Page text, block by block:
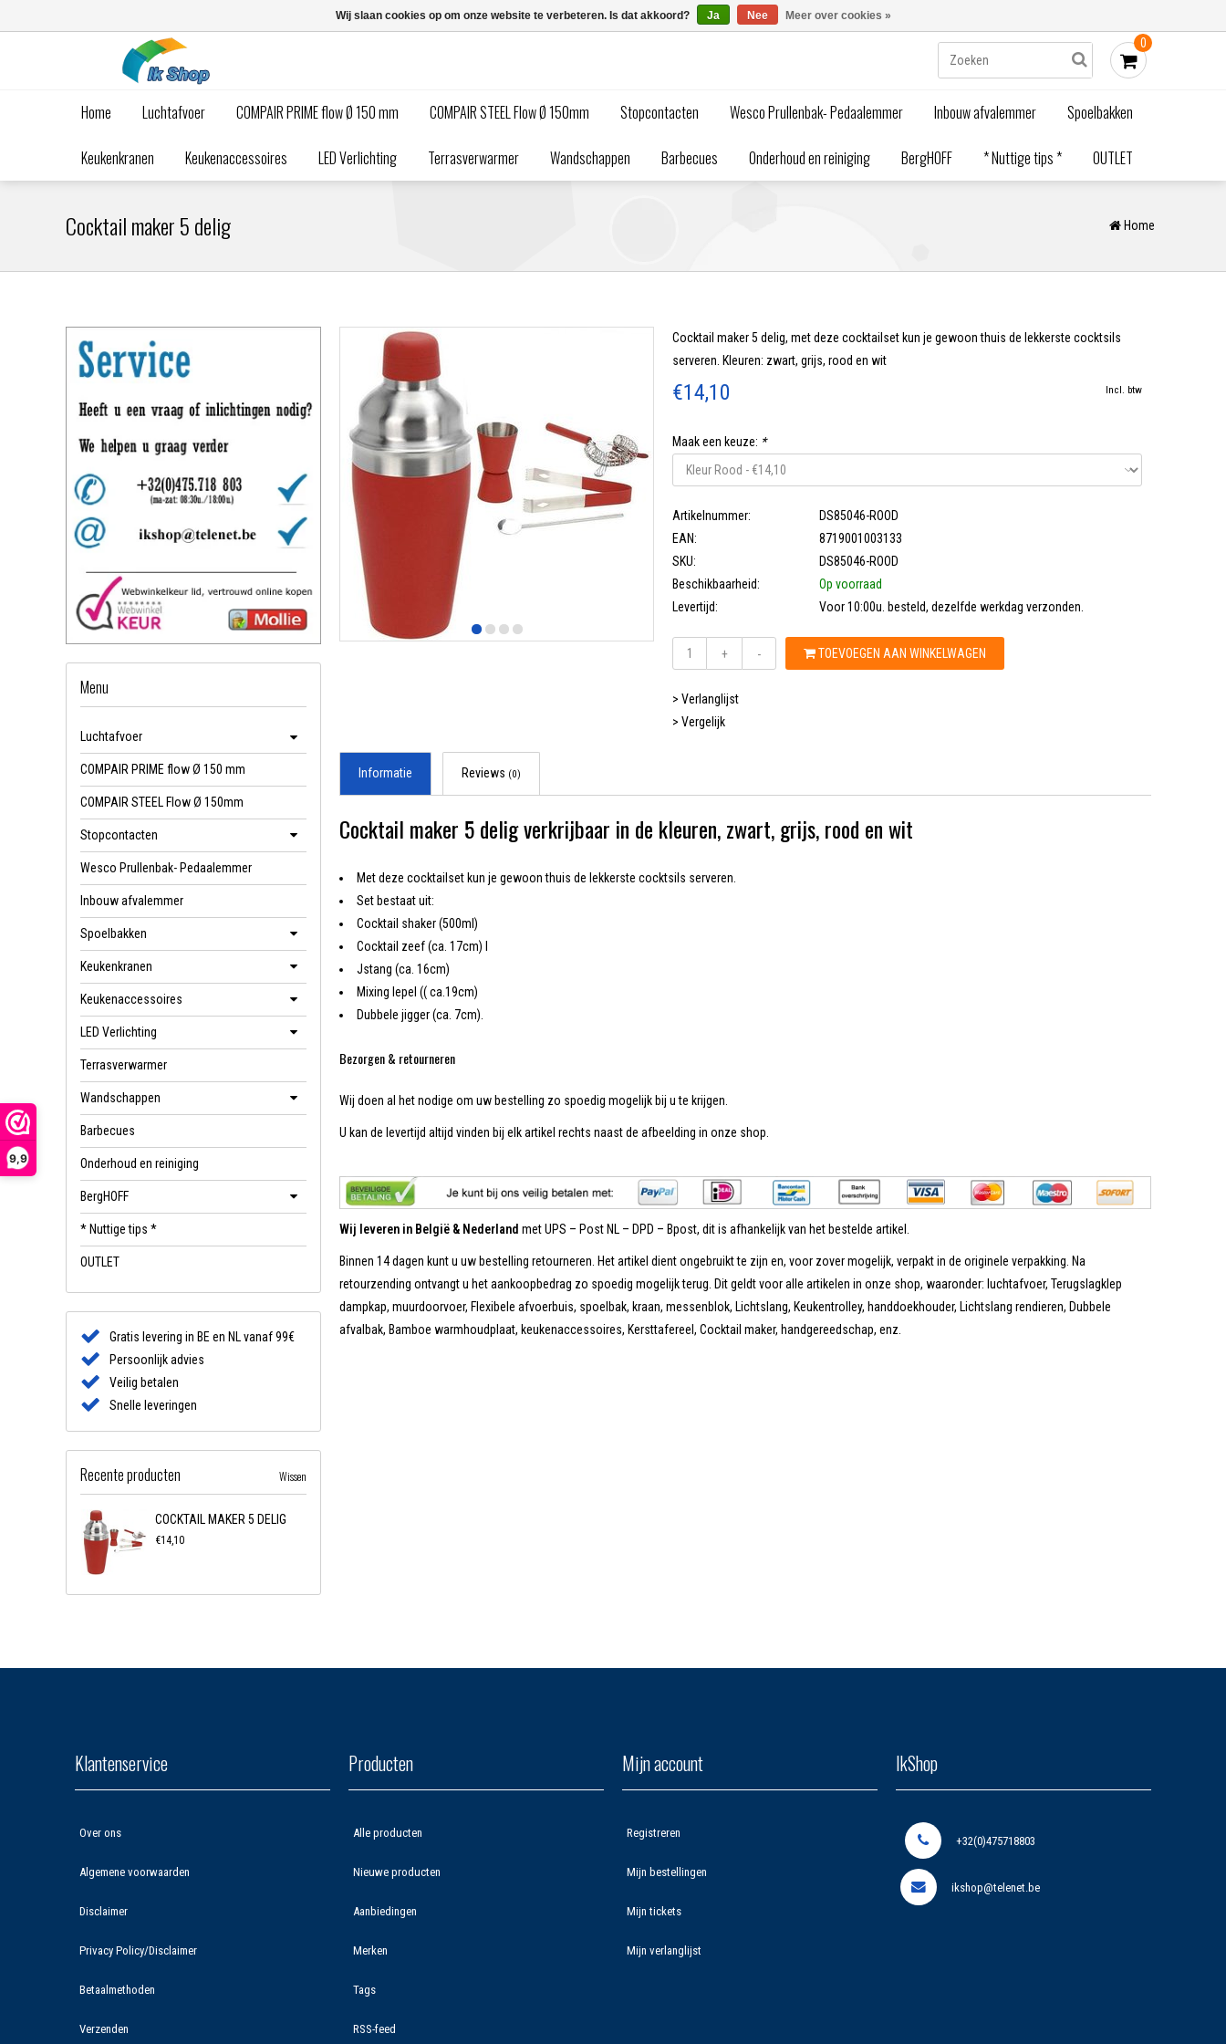
9,9
0
Home Luchtafvoer COMPAIR PRIME flow Ø 150 mm COMPAIR STEEL Flow Ø 150mm Stopcontacten Wesco Prullenbak- Pedaalemmer Inbouw afvalemmer Spoelbakken
Keukenkranen Keukenaccessoires LED Verlichting Terrasverwarmer Wandschappen Barbecues Onderhoud en reiniging BergHOFF * Nuttige tips * OUTLET
Cocktail maker 5 delig Home
Cocktail maker 5 delig, met deze cocktailset kun je gewoon thuis de lekkerste cocktsils
serveren. Kleuren: zwart, grijs, rood en wit
€14,10 Incl. btw
Maak een keuze: *
Artikelnummer:
DS85046-ROOD
EAN:
8719001003133
SKU:
DS85046-ROOD
Beschikbaarheid:
Op voorraad
Levertijd:
Voor 10:00u. besteld, dezelfde werkdag verzonden.
+ - TOEVOEGEN AAN WINKELWAGEN
> Verlanglijst
> Vergelijk
Informatie Reviews (0)
Cocktail maker 5 delig verkrijbaar in de kleuren, zwart, grijs, rood en wit
Met deze cocktailset kun je gewoon thuis de lekkerste cocktsils serveren.
Set bestaat uit:
Cocktail shaker (500ml)
Cocktail zeef (ca. 17cm) I
Jstang (ca. 16cm)
Mixing lepel (( ca.19cm)
Dubbele jigger (ca. 7cm).
Bezorgen & retourneren
Wij doen al het nodige om uw bestelling zo spoedig mogelijk bij u te krijgen.
U kan de levertijd altijd vinden bij elk artikel rechts naast de afbeelding in onze shop.
Wij leveren in België & Nederland met UPS – Post NL – DPD – Bpost, dit is afhankelijk van het bestelde artikel.
Binnen 14 dagen kunt u uw bestelling retourneren. Het artikel dient ongebruikt te zijn en, voor zover mogelijk, verpakt in de originele verpakking. Na
retourzending ontvangt u het aankoopbedrag zo spoedig mogelijk terug. Dit geldt voor alle artikelen in onze shop, waaronder: luchtafvoer, Terugslagklep
dampkap, muurdoorvoer, Flexibele afvoerbuis, spoelbak, kraan, messenblok, Lichtslang, Keukentrolley, handdoekhouder, Lichtslang rendieren, Dubbele
afvalbak, Bamboe warmhoudplaat, keukenaccessoires, Kersttafereel, Cocktail maker, handgereedschap, enz.
Menu
Luchtafvoer
COMPAIR PRIME flow Ø 150 mm
COMPAIR STEEL Flow Ø 150mm
Stopcontacten
Wesco Prullenbak- Pedaalemmer
Inbouw afvalemmer
Spoelbakken
Keukenkranen
Keukenaccessoires
LED Verlichting
Terrasverwarmer
Wandschappen
Barbecues
Onderhoud en reiniging
BergHOFF
* Nuttige tips *
OUTLET
Gratis levering in BE en NL vanaf 99€
Persoonlijk advies
Veilig betalen
Snelle leveringen
Recente producten Wissen
COCKTAIL MAKER 5 DELIG
€14,10
Klantenservice
Over ons
Algemene voorwaarden
Disclaimer
Privacy Policy/Disclaimer
Betaalmethoden
Verzenden
Producten
Alle producten
Nieuwe producten
Aanbiedingen
Merken
Tags
RSS-feed
Mijn account
Registreren
Mijn bestellingen
Mijn tickets
Mijn verlanglijst
IkShop
+32(0)475718803
ikshop@telenet.be
Wij slaan cookies op om onze website te verbeteren. Is dat akkoord? Ja Nee Meer over cookies »